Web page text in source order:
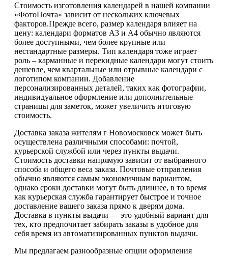
Стоимость изготовления календарей в нашей компании
«ФотоПочта» зависит от нескольких ключевых
факторов.Прежде всего, размер календаря влияет на
цену: календари форматов А3 и А4 обычно являются
более доступными, чем более крупные или
нестандартные размеры. Тип календаря тоже играет
роль – карманные и перекидные календари могут стоить
дешевле, чем квартальные или отрывные календари с
логотипом компании. Добавление
персонализированных деталей, таких как фотографии,
индивидуальное оформление или дополнительные
страницы для заметок, может увеличить итоговую
стоимость.
Доставка заказа жителям г Новомосковск может быть
осуществлена различными способами: почтой,
курьерской службой или через пункты выдачи.
Стоимость доставки напрямую зависит от выбранного
способа и общего веса заказа. Почтовые отправления
обычно являются самым экономичным вариантом,
однако сроки доставки могут быть длиннее, в то время
как курьерская служба гарантирует быстрое и точное
доставление вашего заказа прямо к дверям дома.
Доставка в пункты выдачи — это удобный вариант для
тех, кто предпочитает забирать заказы в удобное для
себя время из автоматизированных пунктов выдачи.
Мы предлагаем разнообразные опции оформления